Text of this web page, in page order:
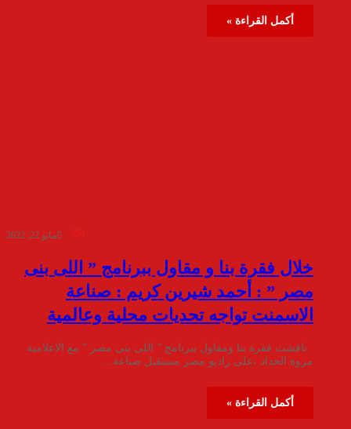
أكمل القراءة »
مايو 22, 2022 354
خلال فقرة بنا و مقاول ببرنامج ” اللى بنى
مصر ” : أحمد شيرين كريم : صناعة
الاسمنت تواجه تحديات محلية وعالمية
ناقشت فقرة بنا ومقاول ببرنامج ” اللى بنى مصر ” مع الاعلامية
مروة الحداد ،على راديو مصر مستقبل صناعة…
أكمل القراءة »